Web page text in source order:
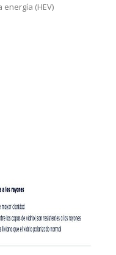
(HEV)